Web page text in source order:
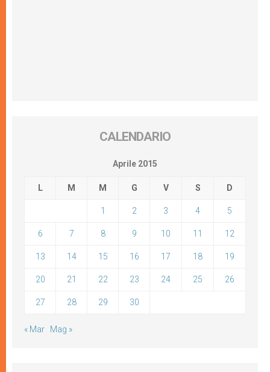
CALENDARIO
Aprile 2015
L M M G V S D
1 2 3 4 5
6 7 8 9 10 11 12
13 14 15 16 17 18 19
20 21 22 23 24 25 26
27 28 29 30
« Mar Mag »